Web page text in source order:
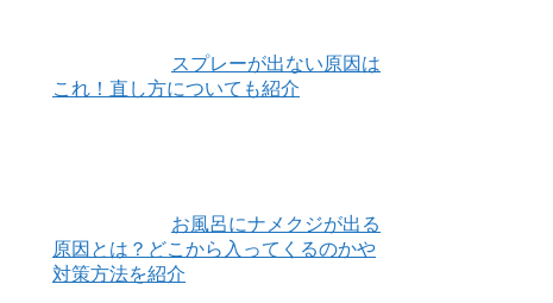
スプレーが出ない原因は
これ！直し方についても紹介
お風呂にナメクジが出る
原因とは？どこから入ってくるのかや
対策方法を紹介